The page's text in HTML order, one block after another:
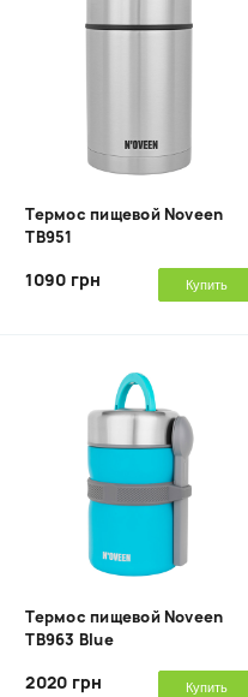
Термос пищевой Noveen
TB951
1090 грн Купить
Термос пищевой Noveen
TB963 Blue
2020 грн Купить